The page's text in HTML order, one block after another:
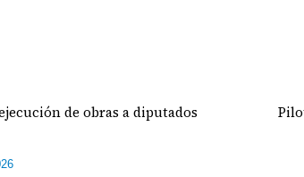
de obras a diputados Pilotos